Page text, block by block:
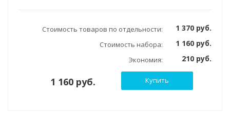
Стоимость товаров по отдельности: 1 370 руб.
Стоимость набора: 1 160 руб.
Экономия: 210 руб.
1 160 руб. Купить